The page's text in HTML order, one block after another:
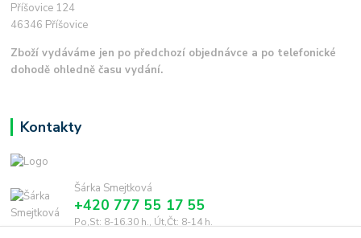
Příšovice 124
46346 Příšovice
Zboží vydáváme jen po předchozí objednávce a po telefonické
dohodě ohledně času vydání.
Kontakty
Šárka Smejtková
+420 777 55 17 55
Po,St: 8-16.30 h., Út,Čt: 8-14 h.